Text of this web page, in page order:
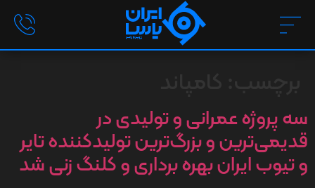
سه پروژه عمرانی و تولیدی در
قدیمی‌ترین و بزرگ‌ترین تولیدکننده تایر
و تیوب ایران بهره برداری و کلنگ زنی شد